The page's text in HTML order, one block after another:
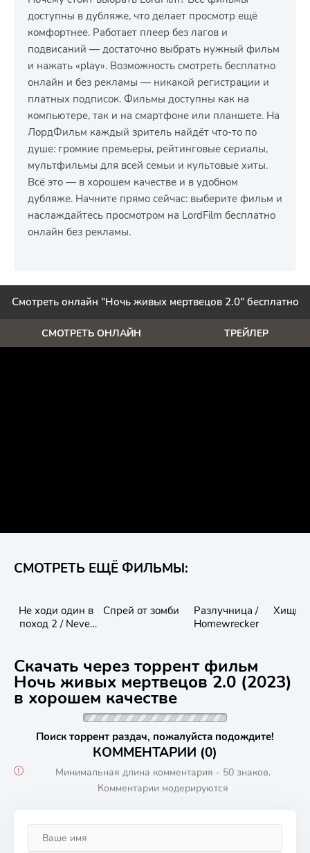
доступны в дубляже, что делает просмотр ещё
комфортнее. Работает плеер без лагов и
подвисаний — достаточно выбрать нужный фильм
и нажать «play». Возможность смотреть бесплатно
онлайн и без рекламы — никакой регистрации и
платных подписок. Фильмы доступны как на
компьютере, так и на смартфоне или планшете. На
ЛордФильм каждый зритель найдёт что-то по
душе: громкие премьеры, рейтинговые сериалы,
мультфильмы для всей семьи и культовые хиты.
Всё это — в хорошем качестве и в удобном
дубляже. Начните прямо сейчас: выберите фильм и
наслаждайтесь просмотром на LordFilm бесплатно
онлайн без рекламы.
Смотреть онлайн "Ночь живых мертвецов 2.0" бесплатно
СМОТРЕТЬ ОНЛАЙН ТРЕЙЛЕР
СМОТРЕТЬ ЕЩЁ ФИЛЬМЫ:
Не ходи один в
поход 2 / Never
Спрей от зомби
Разлучница /
Homewrecker
Скачать через торрент фильм
Ночь живых мертвецов 2.0 (2023)
в хорошем качестве
Поиск торрент раздач, пожалуйста подождите!
КОММЕНТАРИИ (0)
Минимальная длина комментария - 50 знаков.
Комментарии модерируются